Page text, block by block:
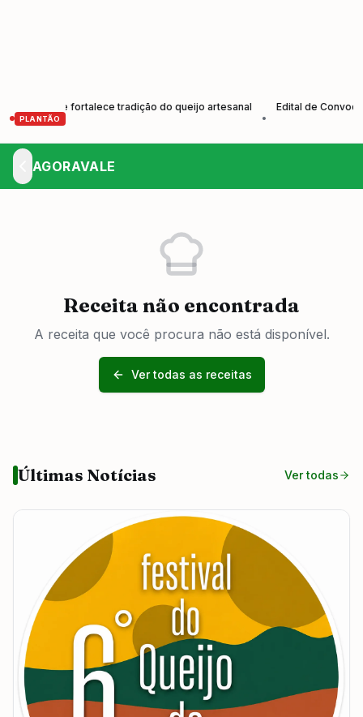
PLANTÃO
e fortalece tradição do queijo artesanal
Edital de
AGORAVALE
Receita não encontrada
A receita que você procura não está disponível.
Ver todas as receitas
Últimas Notícias Ver todas